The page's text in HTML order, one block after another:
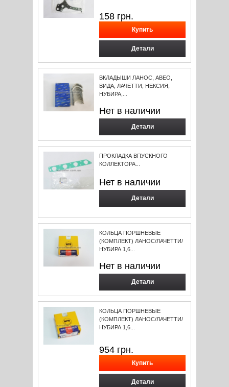
158 грн.
Детали
ВКЛАДЫШИ ЛАНОС, АВЕО,
ВИДА, ЛАЧЕТТИ, НЕКСИЯ,
НУБИРА,...
Нет в наличии
Детали
ПРОКЛАДКА ВПУСКНОГО
КОЛЛЕКТОРА...
Нет в наличии
Детали
КОЛЬЦА ПОРШНЕВЫЕ
(КОМПЛЕКТ) ЛАНОС/ЛАЧЕТТИ/
НУБИРА 1,6...
Нет в наличии
Детали
КОЛЬЦА ПОРШНЕВЫЕ
(КОМПЛЕКТ) ЛАНОС/ЛАЧЕТТИ/
НУБИРА 1,6...
954 грн.
Детали